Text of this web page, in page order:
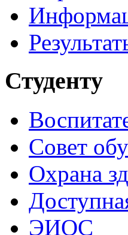
Студенту
Совет
Охрана
ЭИОС